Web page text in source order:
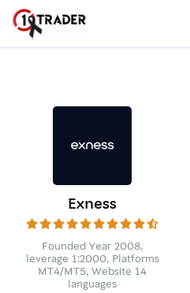
Exness
Founded Year 2008,
leverage 1:2000, Platforms
MT4/MT5, Website 14
languages